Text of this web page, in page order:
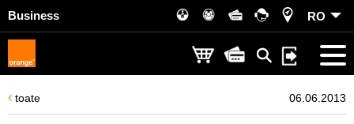
Business RO
toate 06.06.2013